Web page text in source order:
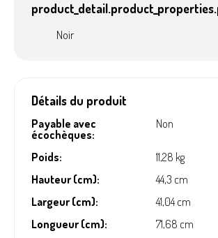
Noir
Détails du produit
Payable avec
écochèques:
Non
Poids:
11,28 kg
Hauteur (cm):
44,3 cm
Largeur (cm):
41,04 cm
Longueur (cm):
71,68 cm